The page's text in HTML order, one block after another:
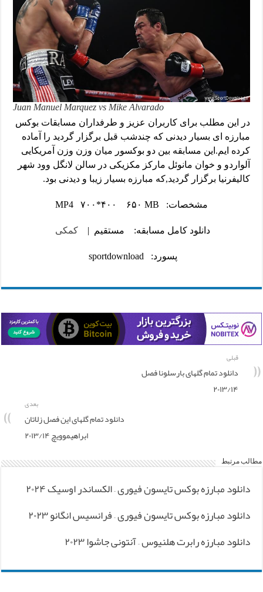
Juan Manuel Marquez vs Mike Alvarado
در این مطلب برای کاربران عزیز و طرفداران مسابقات بوکس
مبارزه ای بسیار دیدنی که چندشب قبل برگزار گردید را آماده
کرده ایم.این مسابقه بین دو بوکسور میان وزن وزن آمریکایی
آلواردو و خوان مانوئل مارکز مکزیکی در سالن لانگل وود شهر
کالیفرنیا برگزار گردید,که مبارزه بسیار زیبا و دیدنی بود.
مشخصات: MP4 ۷۰۰*۴۰۰ ۶۵۰ MB
دانلود کامل مسابقه: مستقیم | کمکی
پسورد: sportdownload
قبلی
دانلود تمام گلهای بارسلونا فصل
۲۰۱۳/۱۴
بعدی
دانلود تمام گلهای این فصل زلاتان
ابراهیموویچ ۲۰۱۳/۱۴
مطالب مرتبط
دانلود مبارزه بوکس تایسون فیوری – الکساندر اوسیک ۲۰۲۴
دانلود مبارزه بوکس تایسون فیوری – فرانسیس انگانو ۲۰۲۳
دانلود مبارزه رابرت هلنیوس – آنتونی جاشوا ۲۰۲۳